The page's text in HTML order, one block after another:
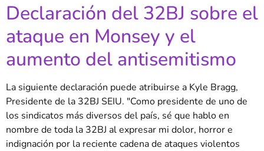
Declaración del 32BJ sobre el
ataque en Monsey y el
aumento del antisemitismo
La siguiente declaración puede atribuirse a Kyle Bragg,
Presidente de la 32BJ SEIU. "Como presidente de uno de
los sindicatos más diversos del país, sé que hablo en
nombre de toda la 32BJ al expresar mi dolor, horror e
indignación por la reciente cadena de ataques violentos